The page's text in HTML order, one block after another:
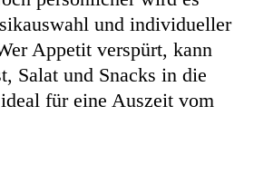
und individueller
Appetit verspürt, kann
Salat und Snacks in die
für eine Auszeit vom